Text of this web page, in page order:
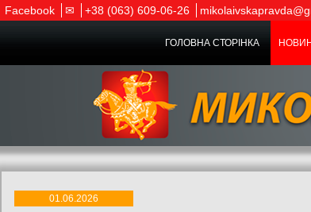
Facebook ✉ +38 (063) 609-06-26
ГОЛОВНА СТОРІНКА
01.06.2026